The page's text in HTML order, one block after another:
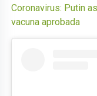
Coronavirus: Putin
vacuna aprobada